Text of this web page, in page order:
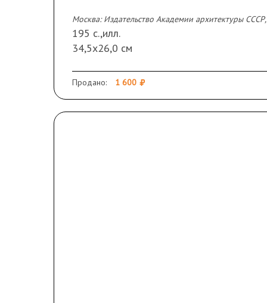
Москва: Издательство Академии архитектуры
195 с.,илл.
34,5х26,0 см
Сохранность: незначительные пятна от
Продано: 1 600